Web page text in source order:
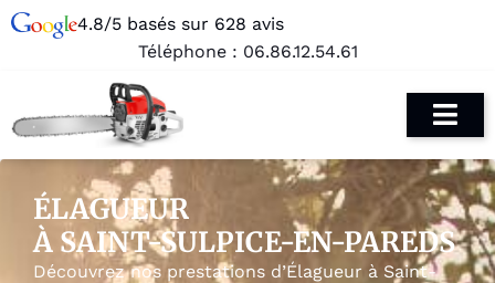
4.8/5 basés sur 628 avis
Téléphone : 06.86.12.54.61
ÉLAGUEUR
À SAINT-SULPICE-EN-PAREDS
Découvrez nos prestations d’Élagueur à Saint-